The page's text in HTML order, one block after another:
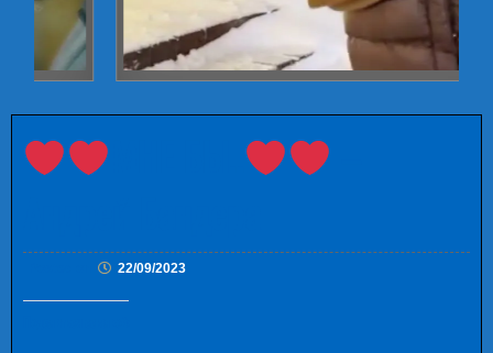
22/09/2023